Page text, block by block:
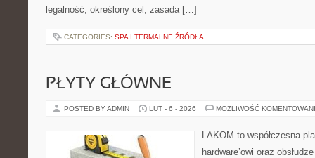
legalność, określony cel, zasada […]
CATEGORIES: SPA I TERMALNE ŹRÓDŁA
PŁYTY GŁÓWNE
POSTED BY ADMIN LUT - 6 - 2026 MOŻLIWOŚĆ
LAKOM to współczesna
hardware’owi oraz